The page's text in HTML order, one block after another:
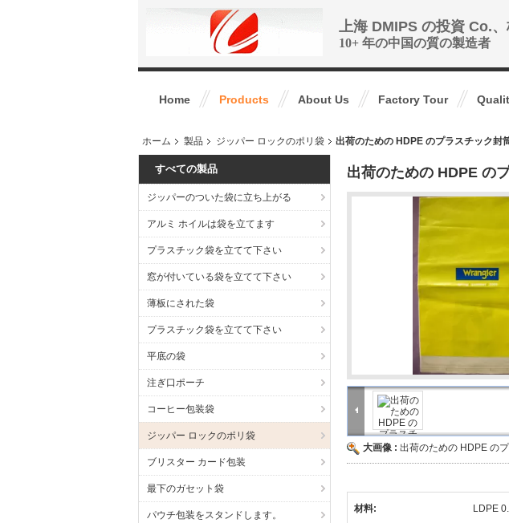
上海 DMIPS の投資 Co.
10+ 年の中国の質の製造者
Home Products About Us Factory Tour
ホーム 製品 ジッパー ロックのポリ袋 出荷のための HDPE のプラスチック封
すべての製品
ジッパーのついた袋に立ち上がる
アルミ ホイルは袋を立てます
プラスチック袋を立てて下さい
窓が付いている袋を立てて下さい
薄板にされた袋
プラスチック袋を立てて下さい
平底の袋
注ぎ口ポーチ
コーヒー包装袋
ジッパー ロックのポリ袋
ブリスター カード包装
最下のガセット袋
パウチ包装をスタンドします。
出荷のための HDPE の
大画像 : 出荷のための HDPE の
材料: LDPE